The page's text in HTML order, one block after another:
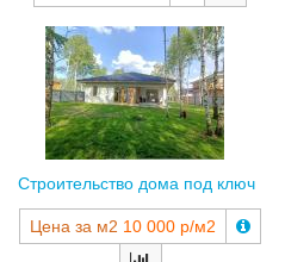
Строительство дома под ключ
Цена за м2 10 000 р/м2